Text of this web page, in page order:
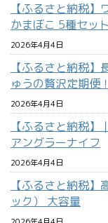
【ふるさと納税
かまぼこ 5種セット
2026年4月4日
【ふるさと納税
ゅうの贅沢定期便！
2026年4月4日
【ふるさと納税
アングラーナイフ
2026年4月4日
【ふるさと納税
ック） 大容量